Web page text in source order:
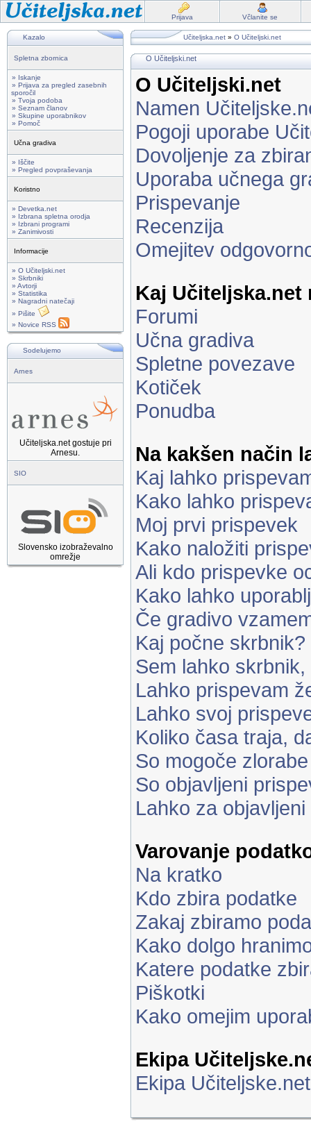
Prijava Včlanite se
Kazalo
Spletna zbornica
» Iskanje
» Prijava za pregled zasebnih
sporočil
» Tvoja podoba
» Seznam članov
» Skupine uporabnikov
» Pomoč
Učna gradiva
» Iščite
» Pregled povpraševanja
Koristno
» Devetka.net
» Izbrana spletna orodja
» Izbrani programi
» Zanimivosti
Informacije
» O Učiteljski.net
» Skrbniki
» Avtorji
» Statistika
» Nagradni natečaji
» Pišite
» Novice RSS
Sodelujemo
Arnes
Učiteljska.net gostuje pri
Arnesu.
SIO
Slovensko izobraževalno
omrežje
Učiteljska.net » O Učiteljski.net
O Učiteljski.net
O Učiteljski.net
Namen
Pogoji uporabe
Dovoljenje za
Uporaba učnega
Prispevanje
Recenzija
Omejitev
Kaj Učiteljska.net
Forumi
Učna gradiva
Spletne povezave
Kotiček
Ponudba
Na kakšen način
Kaj lahko
Kako lahko
Moj prvi prispevek
Kako naložiti
Ali kdo prispevke
Kako lahko
Če gradivo
Kaj počne skrbnik?
Sem lahko
Lahko prispevam
Lahko svoj
Koliko časa traja,
So mogoče
So objavljeni
Lahko za
Varovanje
Na kratko
Kdo zbira podatke
Zakaj zbiramo
Kako dolgo
Katere podatke
Piškotki
Kako omejim
Ekipa
Ekipa Učiteljske.net